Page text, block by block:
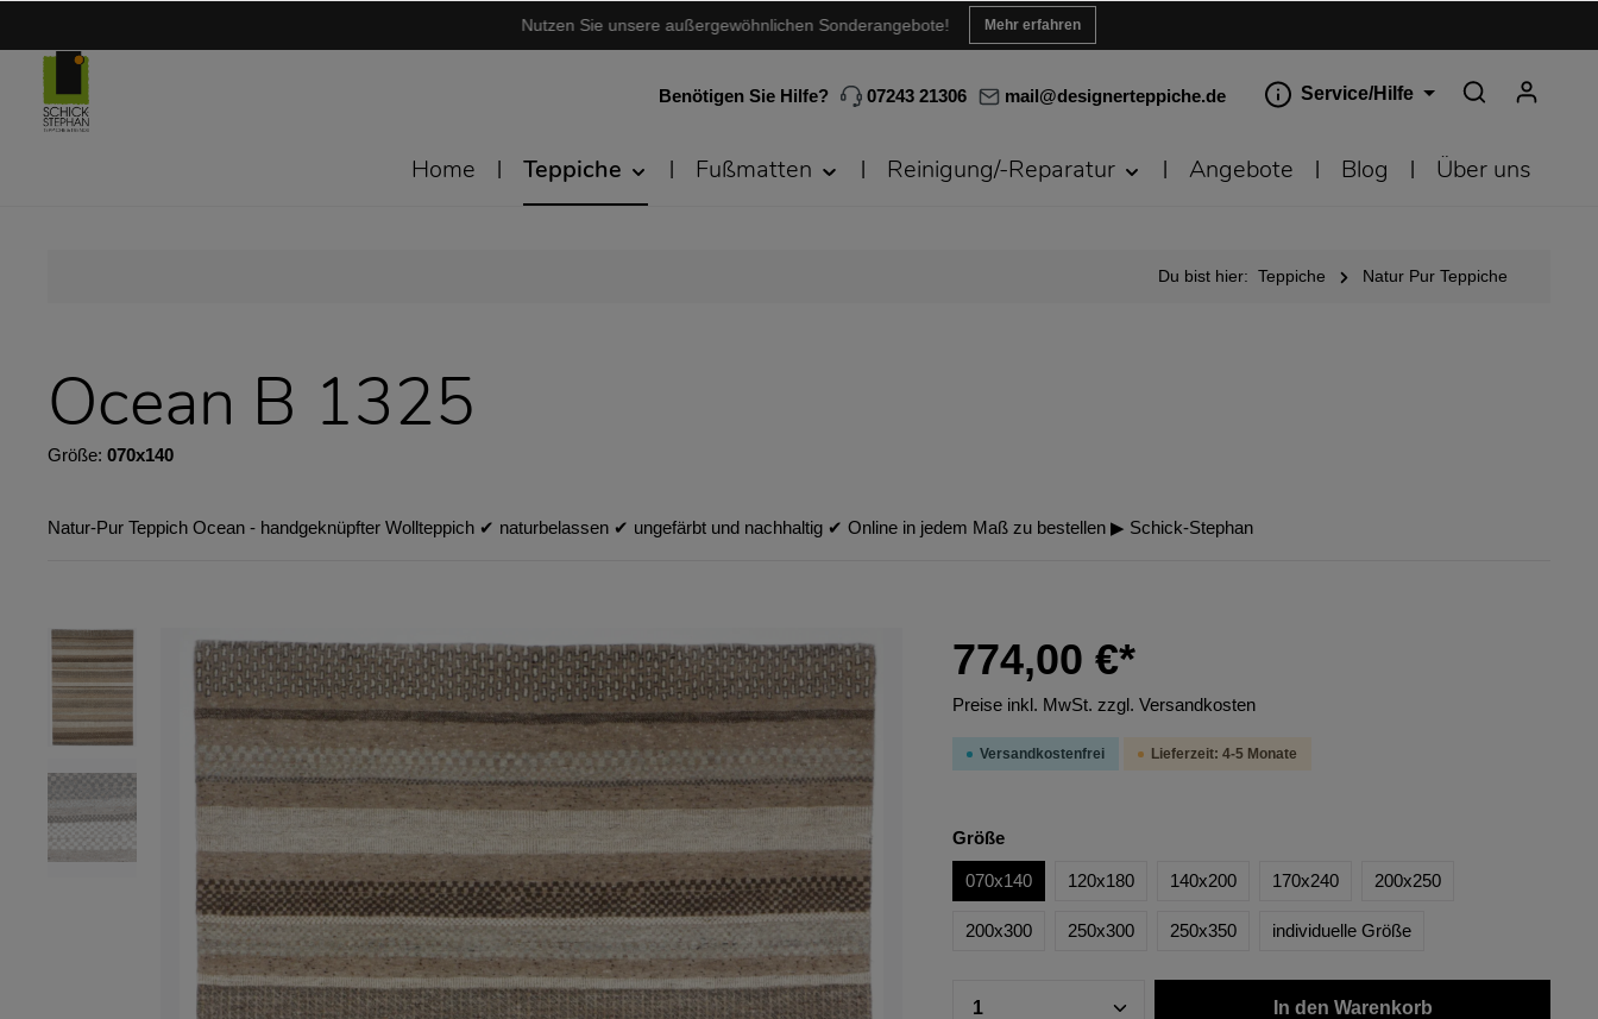
Nutzen Sie unsere außergewöhnlichen Sonderangebote! Mehr erfahren
Benötigen Sie Hilfe? 07243 21306 mail@designerteppiche.de Service/Hilfe
Home Teppiche Fußmatten Reinigung/-Reparatur Angebote Blog Über uns
Du bist hier: Teppiche Natur Pur Teppiche
Ocean B 1325
Größe: 070x140
Natur-Pur Teppich Ocean - handgeknüpfter Wollteppich ✔︎ naturbelassen ✔︎ ungefärbt und nachhaltig ✔︎ Online in jedem Maß zu bestellen ▶︎ Schick-Stephan
774,00 €*
Preise inkl. MwSt. zzgl. Versandkosten
Versandkostenfrei Lieferzeit: 4-5 Monate
Größe
070x140 120x180 140x200 170x240 200x250
200x300 250x300 250x350 individuelle Größe
In den Warenkorb